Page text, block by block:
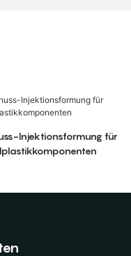
Injektionsformung für